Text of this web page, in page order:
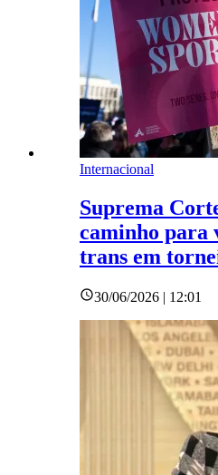
Internacional
Suprema
caminho para
trans em
30/06/2026 | 12:01